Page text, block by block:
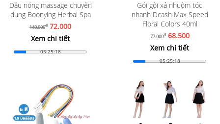
Dầu nóng massage chuyên
dụng Boonying Herbal Spa
140.000đ 72.000
Xem chi tiết
05:25:16
Gói gội xả nhuộm tóc
nhanh Dcash Max Speed
Floral Colors 40ml
77.000đ68.500
Xem chi tiết
05:25:16